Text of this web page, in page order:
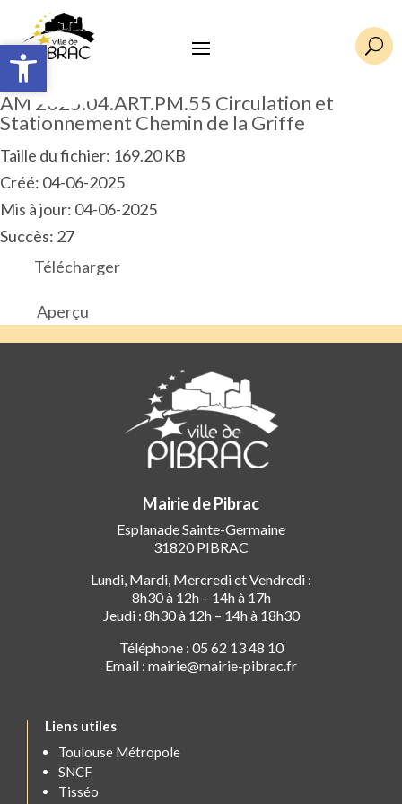
Ouvrir la barre d’outils U
AM 2025.04.ART.PM.55 Circulation et
Stationnement Chemin de la Griffe
Taille du fichier: 169.20 KB
Créé: 04-06-2025
Mis à jour: 04-06-2025
Succès: 27
Télécharger
Aperçu
Mairie de Pibrac
Esplanade Sainte-Germaine
31820 PIBRAC
Lundi, Mardi, Mercredi et Vendredi :
8h30 à 12h – 14h à 17h
Jeudi : 8h30 à 12h – 14h à 18h30
Téléphone : 05 62 13 48 10
Email : mairie@mairie-pibrac.fr
Liens utiles
Toulouse Métropole
SNCF
Tisséo
Ouvrir la barre d’outils